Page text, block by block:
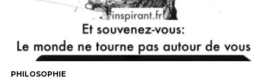
PHILOSOPHIE